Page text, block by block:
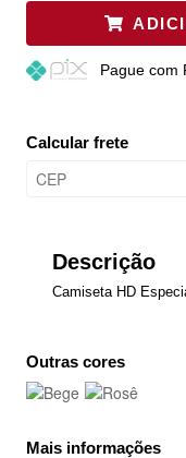
Pague com
Calcular frete
Descrição
Camiseta HD
Outras cores
Mais informações